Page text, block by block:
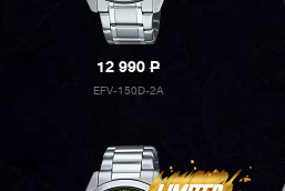
12 990P
EFV-150D-2A